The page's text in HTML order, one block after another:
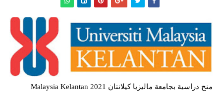
منح دراسية بجامعة ماليزيا كيلانتان Malaysia Kelantan 2021